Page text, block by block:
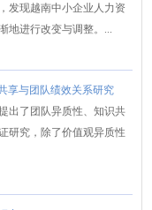
发现越南中小企业人力资
进行改变与调整。...
享与团队绩效关系研究
出了团队异质性、知识共
研究，除了价值观异质性